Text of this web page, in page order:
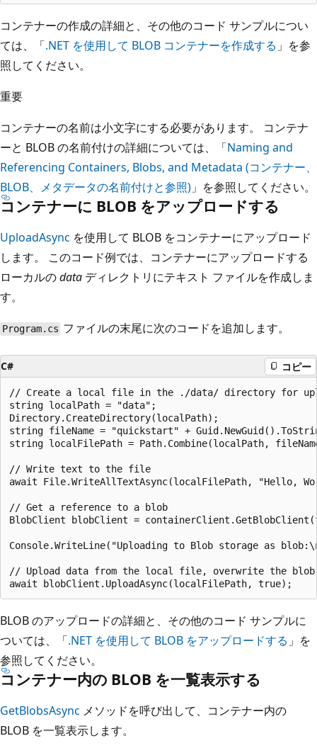
コンテナーの作成の詳細と、その他のコード サンプルについ
ては、「.NET を使用して BLOB コンテナーを作成する 」を参
照してください。
重要
コンテナーの名前は小文字にする必要があります。 コンテナ
ーと BLOB の名前付けの詳細については、「Naming and
Referencing Containers, Blobs, and Metadata (コンテナー、
BLOB、メタデータの名前付けと参照) 」を参照してください。
コンテナーに BLOB をアップロードする
UploadAsync を使用して BLOB をコンテナーにアップロード
します。 このコード例では、コンテナーにアップロードする
ローカルのdata ディレクトリにテキスト ファイルを作成しま
す。
Program.cs ファイルの末尾に次のコードを追加します。
C# コピー
// Create a local file in the ./data/ directory for
string localPath = "data";
Directory.CreateDirectory(localPath);
string fileName = "quickstart" +
string localFilePath = Path.Combine(localPath,
// Write text to the file
await File.WriteAllTextAsync(localFilePath, "Hello,
// Get a reference to a blob
BlobClient blobClient =
Console.WriteLine("Uploading to Blob storage as
// Upload data from the local file, overwrite the
BLOB のアップロードの詳細と、その他のコード サンプルに
ついては、「.NET を使用して BLOB をアップロードする 」を
参照してください。
コンテナー内の BLOB を一覧表示する
GetBlobsAsync メソッドを呼び出して、コンテナー内の
BLOB を一覧表示します。